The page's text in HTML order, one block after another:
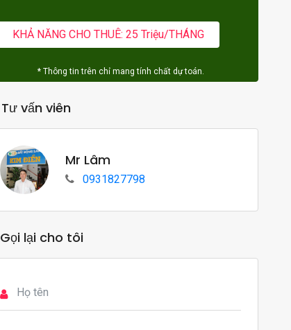
KHẢ NĂNG CHO THUÊ: 25 Triệu/THÁNG
* Thông tin trên chỉ mang tính chất dự toán.
Tư vấn viên
Mr Lâm
0931827798
Gọi lại cho tôi